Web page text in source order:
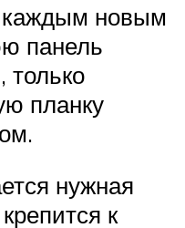
новым
панель
только
планку
нужная
к